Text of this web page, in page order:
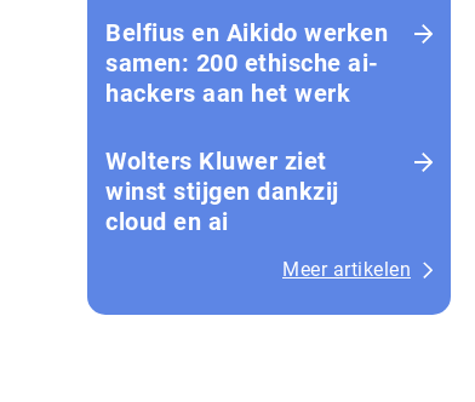
Belfius en Aikido werken
samen: 200 ethische ai-
hackers aan het werk
Wolters Kluwer ziet
winst stijgen dankzij
cloud en ai
Meer artikelen